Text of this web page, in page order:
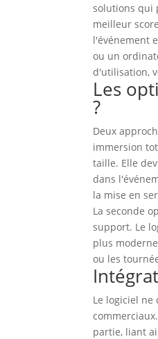
solutions qui
meilleur
l'événement
ou un
d'utilisation,
Les
?
Deux
immersion
taille. Elle
dans
la mise en
La seconde
support. Le
plus
ou les
Le logiciel
partie, liant